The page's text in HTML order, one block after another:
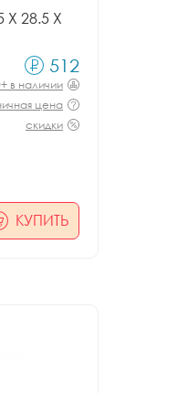
28.5 X
512
в наличии
цена
скидки
КУПИТЬ